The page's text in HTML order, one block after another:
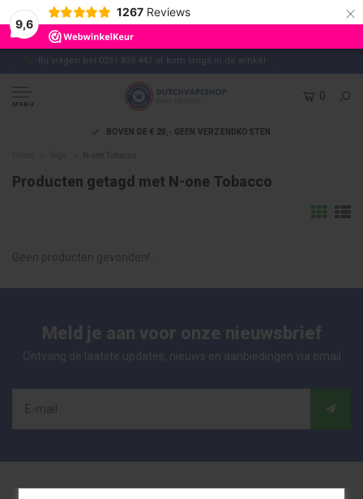
9,6
1267 Reviews ×
Bij vragen bel 0251 839 447 of kom langs in de winkel
MENU
0
BOVEN DE € 20,- GEEN VERZENDKOSTEN
N-one Tobacco
Producten getagd met N-one Tobacco
Geen producten gevonden!...
Meld je aan voor onze nieuwsbrief
Ontvang de laatste updates, nieuws en aanbiedingen via email